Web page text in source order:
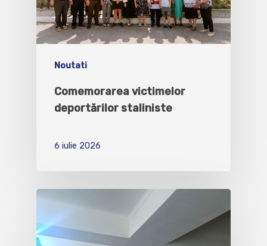
Noutati
Comemorarea victimelor
deportărilor staliniste
6 iulie 2026